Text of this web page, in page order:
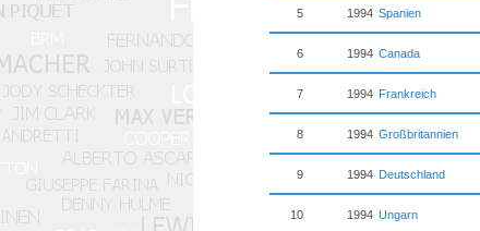
5 1994 Spanien
6 1994 Canada
7 1994 Frankreich
8 1994 Großbritannien
9 1994 Deutschland
10 1994 Ungarn